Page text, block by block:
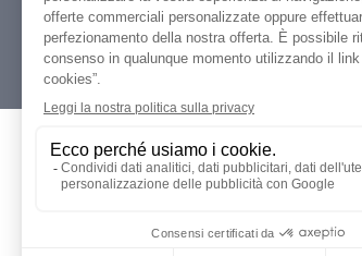
industriali.
Dati Legali
L'industriale s.r.l.
P. IVA: 12212870153